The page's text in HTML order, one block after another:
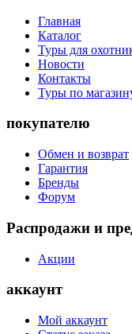
Главная
Каталог
Туры для
Новости
Контакты
Туры по
покупателю
Обмен и возврат
Гарантия
Бренды
Форум
Распродажи и
Акции
аккаунт
Мой аккаунт